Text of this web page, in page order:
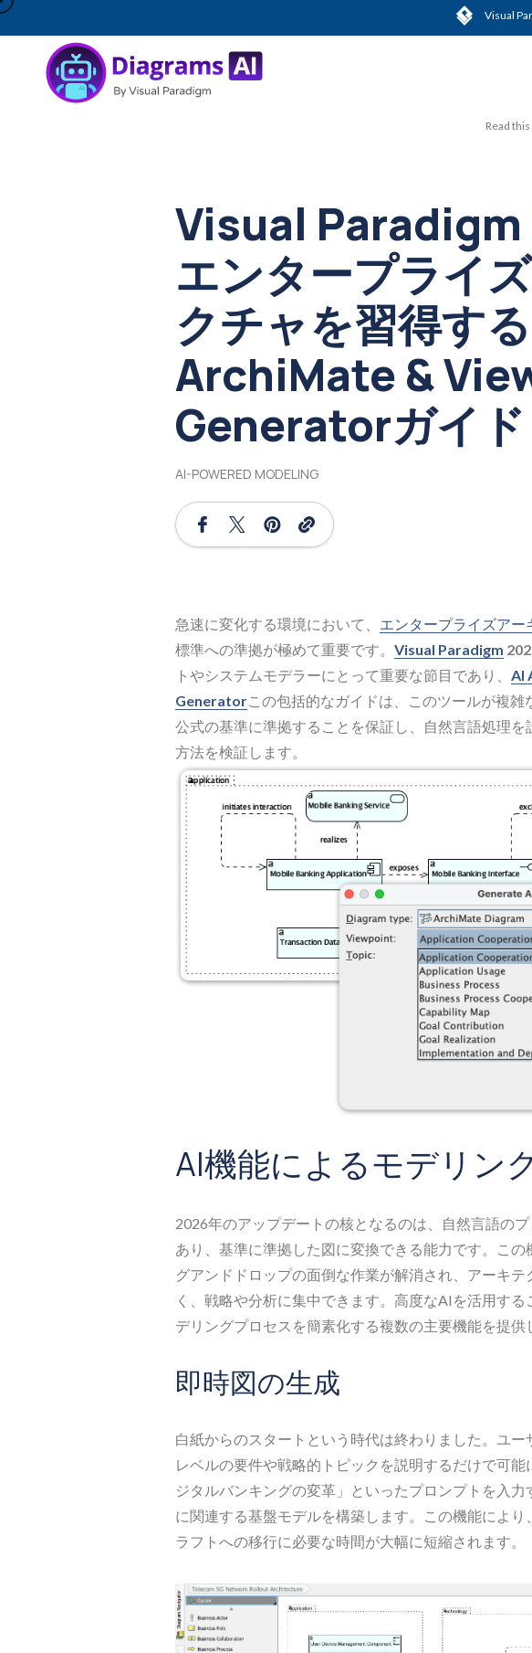
Visual
Read
Visual
エンタープライ
クチャを習得す
ArchiMate &
Generatorガイド
AI-POWERED MODELING
急速に変化する環境において、 エンタープライズアー
標準への準拠が極めて重要です。 Visual Paradigm
トやシステムモデラーにとって重要な節目であり、 AI
Generatorこの包括的なガイドは、このツールが複雑
公式の基準に準拠することを保証し、自然言語処理を
方法を検証します。
AI機能によるモデリン
2026年のアップデートの核となるのは、自然言語の
あり、基準に準拠した図に変換できる能力です。この
グアンドドロップの面倒な作業が解消され、アーキ
く、戦略や分析に集中できます。高度なAIを活用する
デリングプロセスを簡素化する複数の主要機能を提供
即時図の生成
白紙からのスタートという時代は終わりました。ユー
レベルの要件や戦略的トピックを説明するだけで可
ジタルバンキングの変革」といったプロンプトを入
に関連する基盤モデルを構築します。この機能によ
ラフトへの移行に必要な時間が大幅に短縮されます。